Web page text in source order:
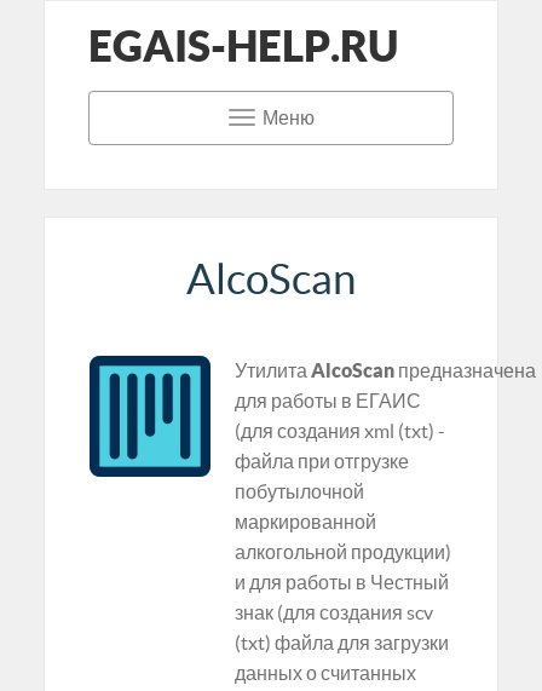
EGAIS-HELP.RU
Меню
AlcoScan
УтилитаAlcoScan предназначена
для работы в ЕГАИС
(для создания xml (txt) -
файла при отгрузке
побутылочной
маркированной
алкогольной продукции)
и для работы в Честный
знак (для создания scv
(txt) файла для загрузки
данных о считанных